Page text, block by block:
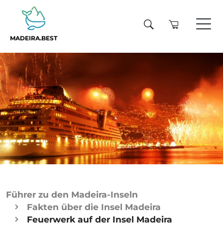
MADEIRA.BEST
Führer zu den Madeira-Inseln
Fakten über die Insel Madeira
Feuerwerk auf der Insel Madeira